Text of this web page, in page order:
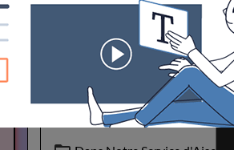
Présentation Béta Lecteurs
Parfrederique Roustant Le